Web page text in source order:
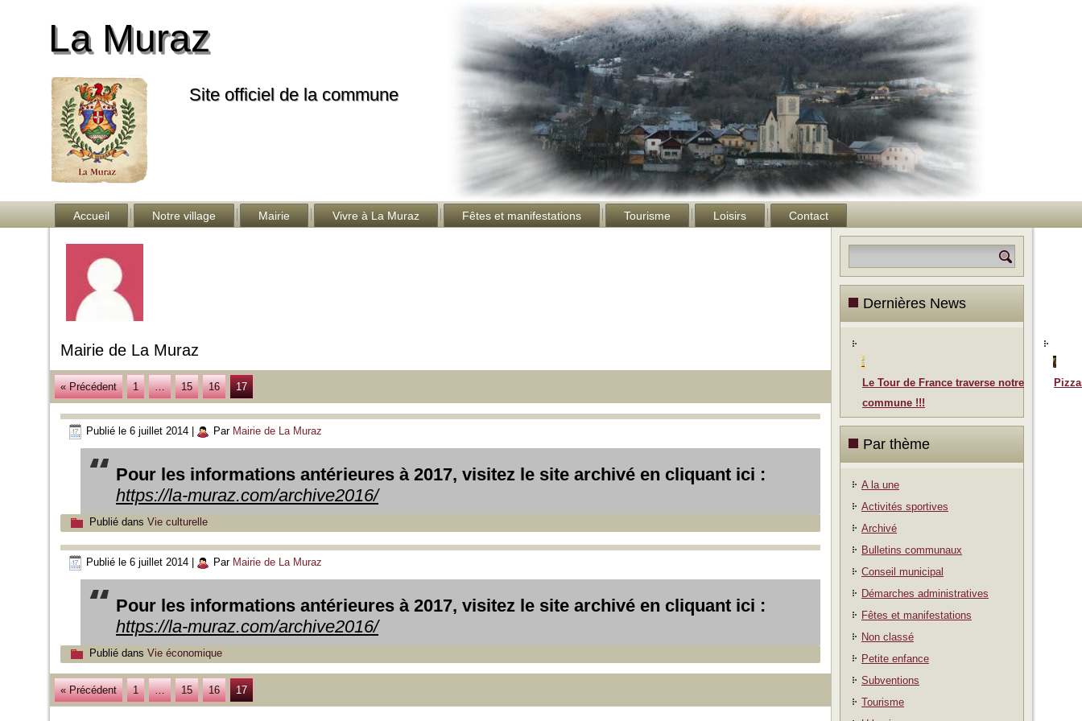
La Muraz
Site officiel de la commune
Accueil Notre village Mairie Vivre à La Muraz Fêtes et manifestations Tourisme Loisirs Contact
Mairie de La Muraz
« Précédent 1 … 15 16 17
Publié le 6 juillet 2014 Par Mairie de La Muraz
Pour les informations antérieures à 2017, visitez le site archivé en cliquant ici :
https://la-muraz.com/archive2016/
Publié dans Vie culturelle
Publié le 6 juillet 2014 Par Mairie de La Muraz
Pour les informations antérieures à 2017, visitez le site archivé en cliquant ici :
https://la-muraz.com/archive2016/
Publié dans Vie économique
« Précédent 1 … 15 16 17
Dernières News
Le Tour de France traverse notre
commune !!!
Par thème
A la une
Activités sportives
Archivé
Bulletins communaux
Conseil municipal
Démarches administratives
Fêtes et manifestations
Non classé
Petite enfance
Subventions
Tourisme